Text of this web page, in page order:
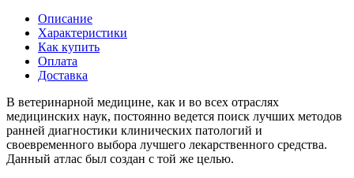
Описание
Характеристики
Как купить
Оплата
Доставка
В ветеринарной медицине, как и во всех отраслях
медицинских наук, постоянно ведется поиск лучших методов
ранней диагностики клинических патологий и
своевременного выбора лучшего лекарственного средства.
Данный атлас был создан с той же целью.